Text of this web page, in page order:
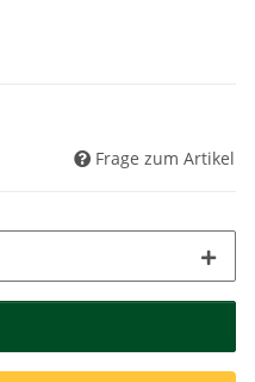
Frage zum Artikel